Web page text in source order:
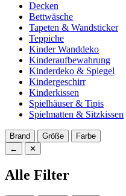
Decken
Bettwäsche
Tapeten & Wandsticker
Teppiche
Kinder Wanddeko
Kinderaufbewahrung
Kinderdeko & Spiegel
Kindergeschirr
Kinderkissen
Spielhäuser & Tipis
Spielmatten & Sitzkissen
Brand Größe
Farbe
←
✕
Alle Filter